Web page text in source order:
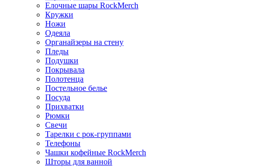
Елочные шары RockMerch
Кружки
Ножи
Одеяла
Органайзеры на стену
Пледы
Подушки
Покрывала
Полотенца
Постельное белье
Посуда
Прихватки
Рюмки
Свечи
Тарелки с рок-группами
Телефоны
Чашки кофейные RockMerch
Шторы для ванной